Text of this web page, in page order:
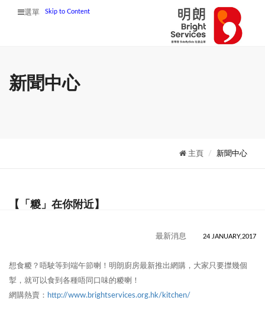
選單 Skip to Content
新聞中心
主頁 新聞中心
【「糉」在你附近】
最新消息 24 JANUARY,2017
想食糉？唔駛等到端午節喇！明朗廚房最新推出網購，大家只要㩒幾個
掣，就可以食到各種唔同口味的糉喇！
網購熱賣： http://www.brightservices.org.hk/kitchen/